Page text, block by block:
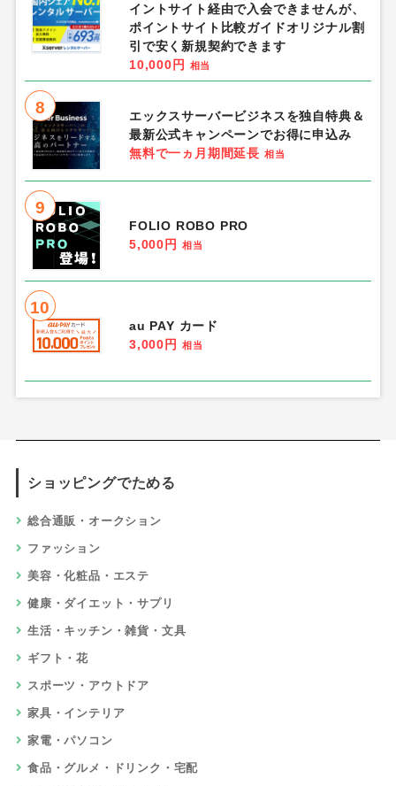
イントサイト経由で入会できませんが、
ポイントサイト比較ガイドオリジナル割
引で安く新規契約できます
10,000円
相当
8
エックスサーバービジネスを独自特典＆
最新公式キャンペーンでお得に申込み
無料で一ヵ月期間延長 相当
9
FOLIO ROBO PRO
5,000円
相当
10
au PAY カード
3,000円
相当
ショッピングでためる
総合通販・オークション
ファッション
美容・化粧品・エステ
健康・ダイエット・サプリ
生活・キッチン・雑貨・文具
ギフト・花
スポーツ・アウトドア
家具・インテリア
家電・パソコン
食品・グルメ・ドリンク・宅配